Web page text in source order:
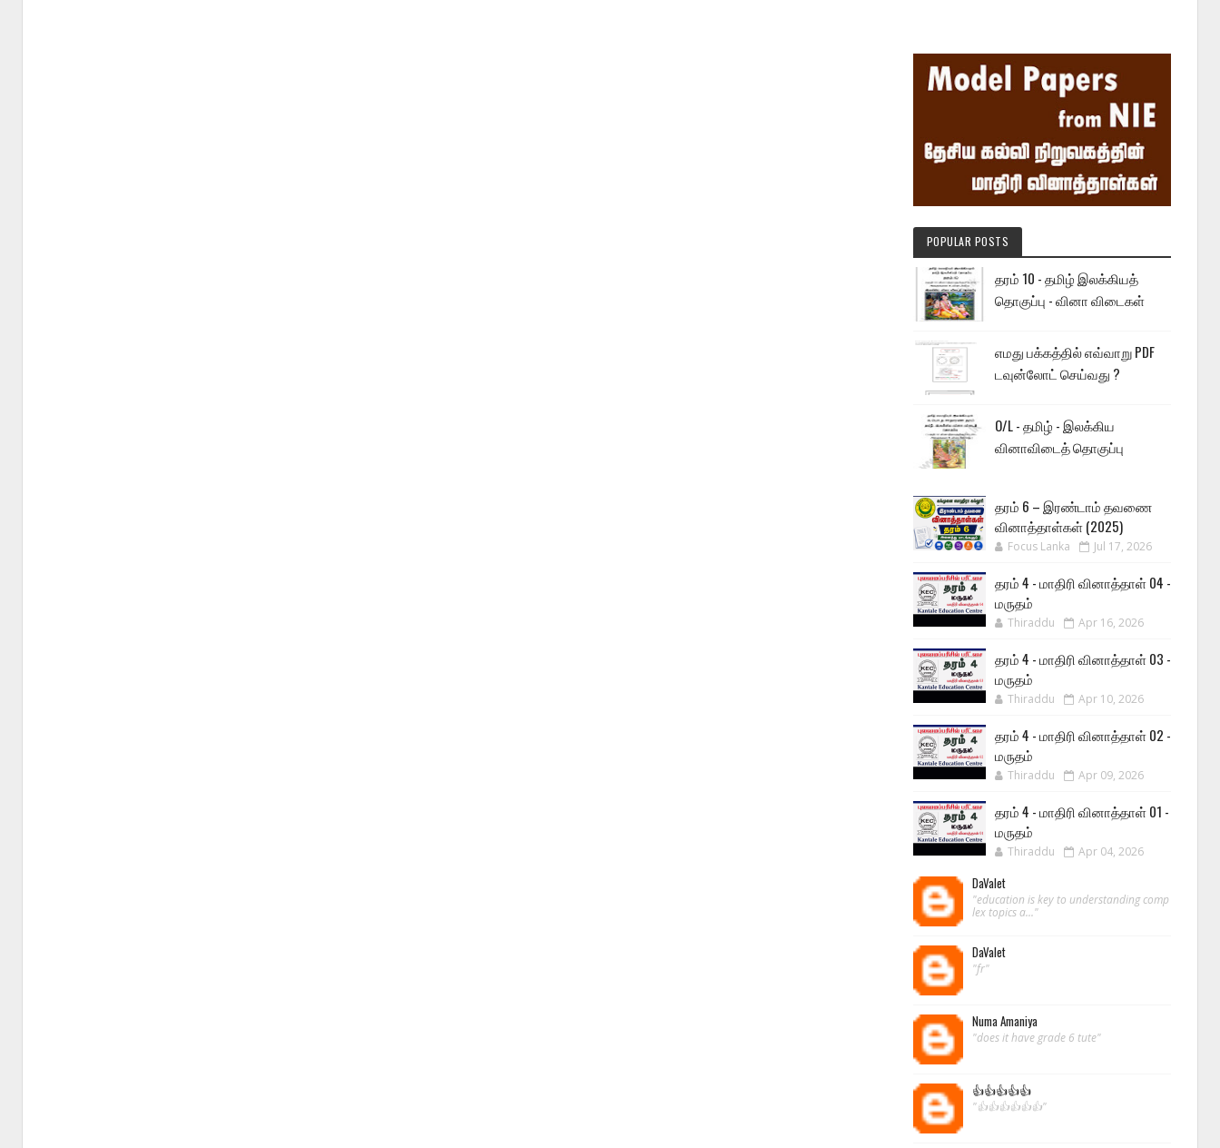
POPULAR POSTS
தரம் 10 - தமிழ் இலக்கியத்
தொகுப்பு - வினா விடைகள்
எமது பக்கத்தில் எவ்வாறு PDF
டவுன்லோட் செய்வது ?
O/L - தமிழ் - இலக்கிய
வினாவிடைத் தொகுப்பு
தரம் 6 – இரண்டாம் தவணை
வினாத்தாள்கள் (2025)
Focus Lanka Jul 17, 2026
தரம் 4 - மாதிரி வினாத்தாள் 04 -
மருதம்
Thiraddu Apr 16, 2026
தரம் 4 - மாதிரி வினாத்தாள் 03 -
மருதம்
Thiraddu Apr 10, 2026
தரம் 4 - மாதிரி வினாத்தாள் 02 -
மருதம்
Thiraddu Apr 09, 2026
தரம் 4 - மாதிரி வினாத்தாள் 01 -
மருதம்
Thiraddu Apr 04, 2026
DaValet
"education is key to understanding comp
lex topics a..."
DaValet
"fr"
Numa Amaniya
"does it have grade 6 tute"
👍👍👍👍👍
"👍👍👍👍👍👍"